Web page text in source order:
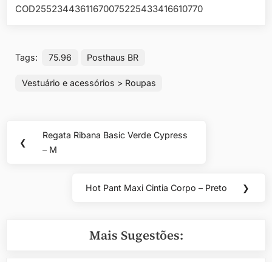
COD25523443611670075225433416610770
Tags: 75.96 Posthaus BR
Vestuário e acessórios > Roupas
Navegação
de
❮
Previous
Post:
Regata Ribana Basic Verde Cypress
– M
Next
Hot Pant Maxi Cintia Corpo – Preto ❯
Mais Sugestões: